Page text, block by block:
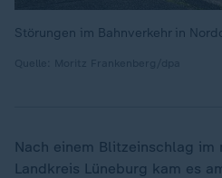
Störungen im Bahnverkehr in
Nach einem Blitzeinschlag im
Landkreis Lüneburg kam es